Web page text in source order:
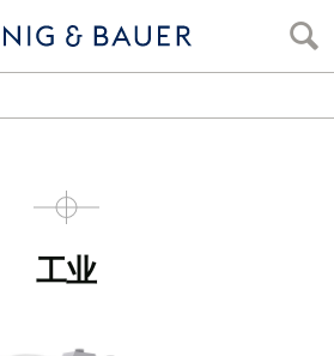
工业